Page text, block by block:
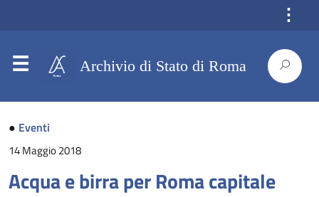
⋮
Archivio di Stato di Roma
● Eventi
14 Maggio 2018
Acqua e birra per Roma capitale